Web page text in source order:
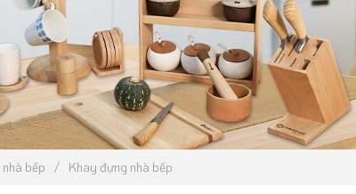
bếp Khay đựng nhà bếp